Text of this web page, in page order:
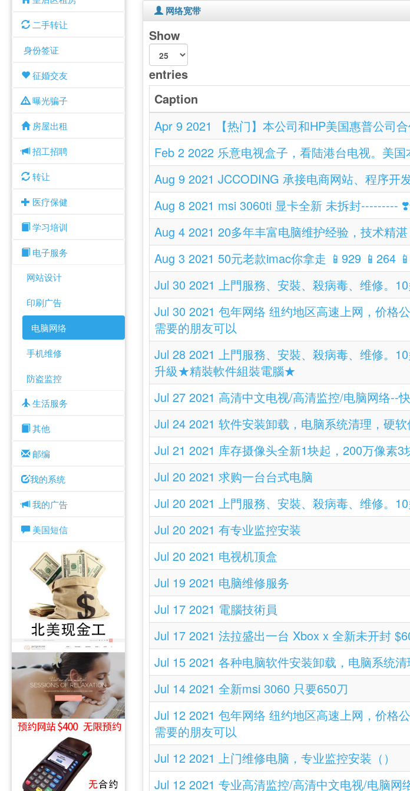
二手转让
身份签证
征婚交友
曝光骗子
房屋出租
招工招聘
转让
医疗保健
学习培训
电子服务
网站设计
印刷广告
电脑网络
手机维修
防盗监控
生活服务
其他
邮编
我的系统
我的广告
美国短信
网络宽带
Show
entries
Caption
Apr 9 2021 【热门】本公司和HP美国惠普公司
Feb 2 2022 乐意电视盒子，看陆港台电视。美
Aug 9 2021 JCCODING 承接电商网站、程序开
Aug 8 2021 msi 3060ti 显卡全新 未拆封---------
Aug 4 2021 20多年丰富电脑维护经验，技术精
Aug 3 2021 50元老款imac你拿走 📱929 📱264
Jul 30 2021 上門服務、安裝、殺病毒、维修。10
Jul 30 2021 包年网络 纽约地区高速上网，价格
需要的朋友可以
Jul 28 2021 上門服務、安裝、殺病毒、维修。
升級★精裝軟件組裝電腦★
Jul 27 2021 高清中文电视/高清监控/电脑网络--
Jul 24 2021 软件安装卸载，电脑系统清理，硬
Jul 21 2021 库存摄像头全新1块起，200万像素
Jul 20 2021 求购一台台式电脑
Jul 20 2021 上門服務、安裝、殺病毒、维修。
Jul 20 2021 有专业监控安装
Jul 20 2021 电视机顶盒
Jul 19 2021 电脑维修服务
Jul 17 2021 電腦技術員
Jul 17 2021 法拉盛出一台 Xbox x 全新未开封
Jul 15 2021 各种电脑软件安装卸载，电脑系统清
Jul 14 2021 全新msi 3060 只要650刀
Jul 12 2021 包年网络 纽约地区高速上网，价格
需要的朋友可以
Jul 12 2021 上门维修电脑，专业监控安装（）
Jul 12 2021 专业高清监控/高清中文电视/电脑